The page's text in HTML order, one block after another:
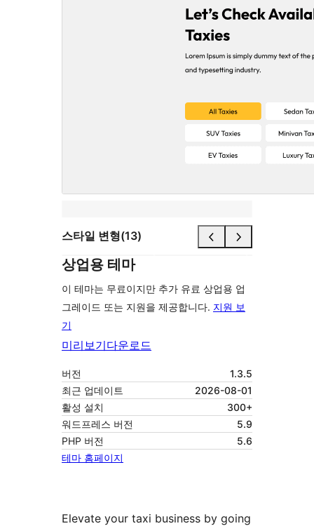
스타일 변형(13)
상업용 테마
이 테마는 무료이지만 추가 유료 상업용 업
그레이드 또는 지원을 제공합니다. 지원 보
기
미리보기다운로드
버전
1.3.5
최근 업데이트
2026-08-01
활성 설치
300+
워드프레스 버전
5.9
PHP 버전
5.6
테마 홈페이지
Elevate your taxi business by going